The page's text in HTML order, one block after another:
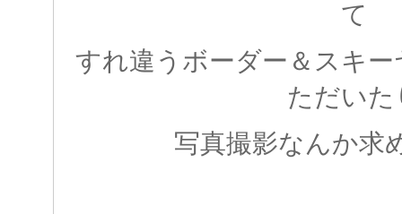
て
すれ違うボーダー＆スキ
ただいた
写真撮影なんか求